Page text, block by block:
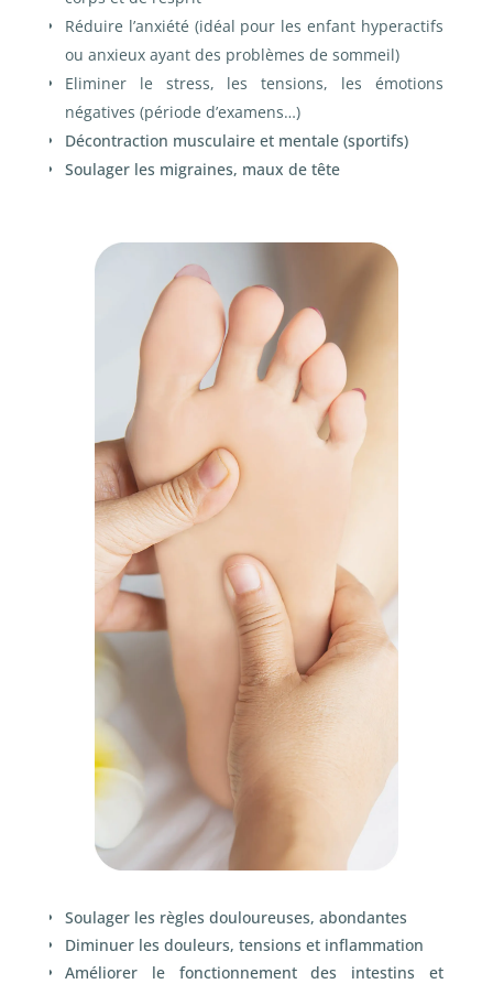
Réduire l’anxiété (idéal pour les enfant hyperactifs
ou anxieux ayant des problèmes de sommeil)
Eliminer le stress, les tensions, les émotions
négatives (période d’examens…)
Décontraction musculaire et mentale (sportifs)
Soulager les migraines, maux de tête
Soulager les règles douloureuses, abondantes
Diminuer les douleurs, tensions et inflammation
Améliorer le fonctionnement des intestins et